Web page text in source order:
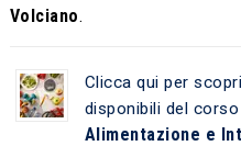
Volciano.
Clicca qui per
disponibili del corso
Alimentazione e